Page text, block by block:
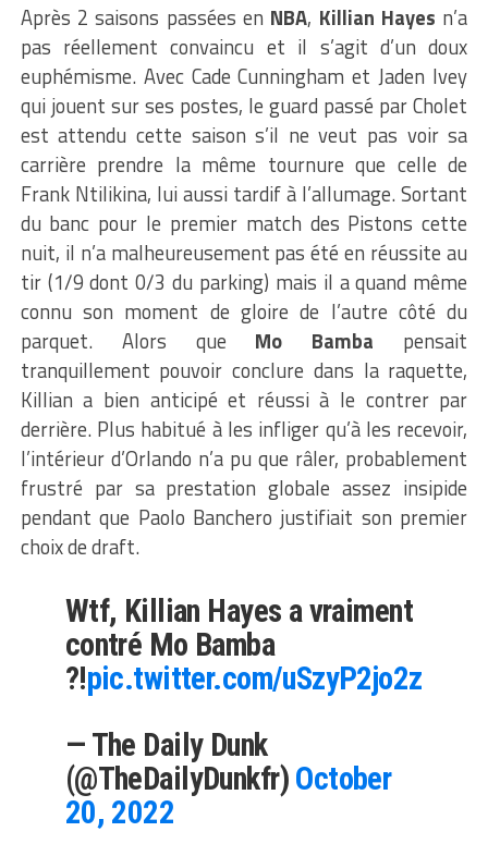
Après 2 saisons passées en NBA, Killian Hayes n’a
pas réellement convaincu et il s’agit d’un doux
euphémisme. Avec Cade Cunningham et Jaden Ivey
qui jouent sur ses postes, le guard passé par Cholet
est attendu cette saison s’il ne veut pas voir sa
carrière prendre la même tournure que celle de
Frank Ntilikina, lui aussi tardif à l’allumage. Sortant
du banc pour le premier match des Pistons cette
nuit, il n’a malheureusement pas été en réussite au
tir (1/9 dont 0/3 du parking) mais il a quand même
connu son moment de gloire de l’autre côté du
parquet. Alors que Mo Bamba pensait
tranquillement pouvoir conclure dans la raquette,
Killian a bien anticipé et réussi à le contrer par
derrière. Plus habitué à les infliger qu’à les recevoir,
l’intérieur d’Orlando n’a pu que râler, probablement
frustré par sa prestation globale assez insipide
pendant que Paolo Banchero justifiait son premier
choix de draft.
Wtf, Killian Hayes a vraiment
contré Mo Bamba
?!pic.twitter.com/uSzyP2jo2z
— The Daily Dunk
(@TheDailyDunkfr) October
20, 2022